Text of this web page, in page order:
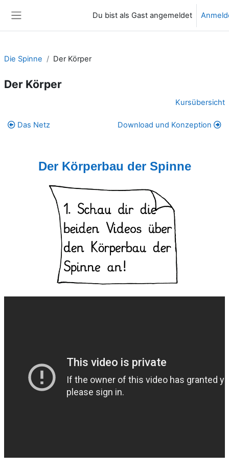
Du bist als Gast angemeldet
Die Spinne Der Körper
Der Körper
Kursübersicht
Das Netz Download und Konzeption
Der Körperbau der Spinne